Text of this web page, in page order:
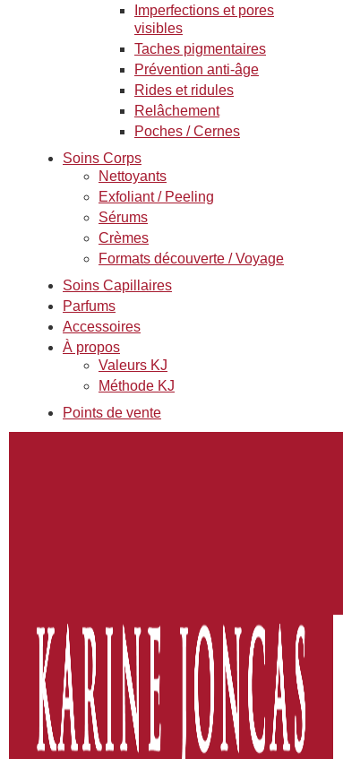
Imperfections et pores
visibles
Taches pigmentaires
Prévention anti-âge
Rides et ridules
Relâchement
Poches / Cernes
Soins Corps
Nettoyants
Exfoliant / Peeling
Sérums
Crèmes
Formats découverte / Voyage
Soins Capillaires
Parfums
Accessoires
À propos
Valeurs KJ
Méthode KJ
Points de vente